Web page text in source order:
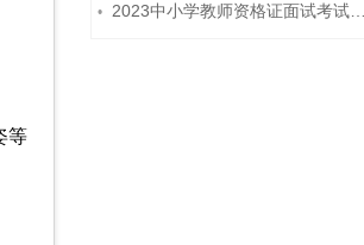
等
• 2023中小学教师资格证面试考试注意事项